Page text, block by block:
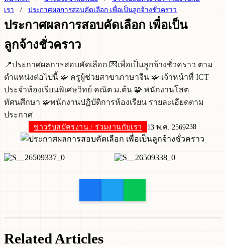
เรา
ประกาศผลการสอบคัดเลือก เพื่อเป็นลูกจ้างชั่วคราว
ประกาศผลการสอบคัดเลือก เพื่อเป็น
ลูกจ้างชั่วคราว
📍ประกาศผลการสอบคัดเลือก 💌เพื่อเป็นลูกจ้างชั่วคราว ตาม
ตำแหน่งต่อไปนี้ 🧩 ครูผู้ช่วยสาขาภาษาจีน 🧩 เจ้าหน้าที่ ICT
ประจำห้องเรียนพิเศษวิทย์ คณิต ม.ต้น 🧩 พนักงานโสต
ทัศนศึกษา 🧩พนักงานปฏิบัติการห้องเรียน รายละเอียดตาม
ประกาศ
ข่าวรับสมัครงาน / ร่วมงานกับเรา 13 พ.ค. 2569238
Related Articles